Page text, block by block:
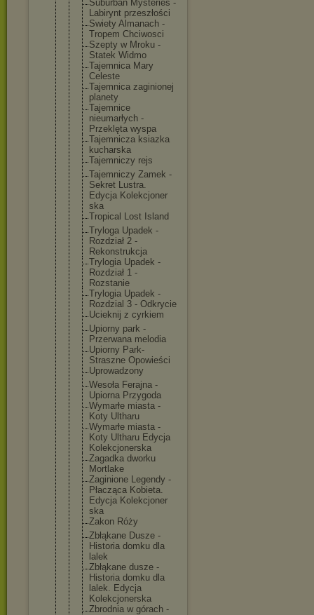
Suburban Mysteries -
Labirynt przeszłości
Swiety Almanach -
Tropem Chciwosci
Szepty w Mroku -
Statek Widmo
Tajemnica Mary
Celeste
Tajemnica zaginionej
planety
Tajemnice
nieumarłych -
Przeklęta wyspa
Tajemnicza ksiazka
kucharska
Tajemniczy rejs
Tajemniczy Zamek -
Sekret Lustra.
Edycja Kolekcjoner
ska
Tropical Lost Island
Tryloga Upadek -
Rozdział 2 -
Rekonstrukcja
Trylogia Upadek -
Rozdział 1 -
Rozstanie
Trylogia Upadek -
Rozdzial 3 - Odkrycie
Ucieknij z cyrkiem
Upiorny park -
Przerwana melodia
Upiorny Park-
Straszne Opowieści
Uprowadzony
Wesoła Ferajna -
Upiorna Przygoda
Wymarłe miasta -
Koty Ultharu
Wymarłe miasta -
Koty Ultharu Edycja
Kolekcjonerska
Zagadka dworku
Mortlake
Zaginione Legendy -
Płacząca Kobieta.
Edycja Kolekcjoner
ska
Zakon Róży
Zbłąkane Dusze -
Historia domku dla
lalek
Zbłąkane dusze -
Historia domku dla
lalek. Edycja
Kolekcjonerska
Zbrodnia w górach -